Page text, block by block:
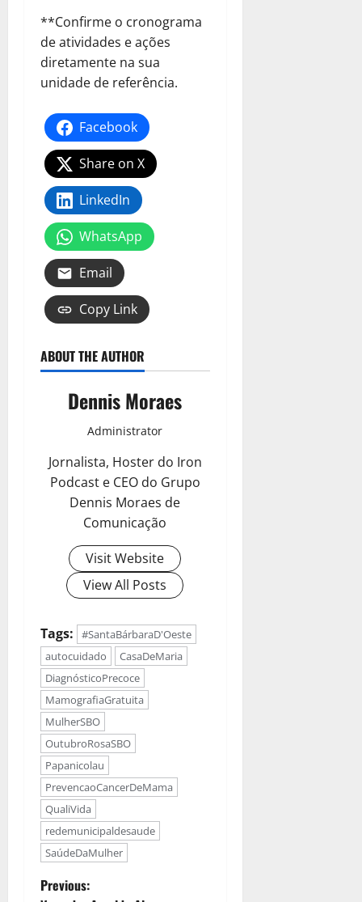
**Confirme o cronograma
de atividades e ações
diretamente na sua
unidade de referência.
Facebook
Share on X
LinkedIn
WhatsApp
Email
Copy Link
ABOUT THE AUTHOR
Dennis Moraes
Administrator
Jornalista, Hoster do Iron
Podcast e CEO do Grupo
Dennis Moraes de
Comunicação
Visit Website
View All Posts
Tags:
#SantaBárbaraD'Oeste
autocuidado
CasaDeMaria
DiagnósticoPrecoce
MamografiaGratuita
MulherSBO
OutubroRosaSBO
Papanicolau
PrevencaoCancerDeMama
QualiVida
redemunicipaldesaude
SaúdeDaMulher
Previous: